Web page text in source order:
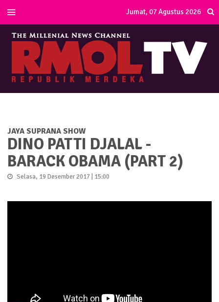
Jumat, 07 Agustus 2026
JAYA SUPRANA SHOW
DINO PATTI DJALAL -
BARACK OBAMA (PART 2)
Selasa, 19 Desember 2017 | 15:00